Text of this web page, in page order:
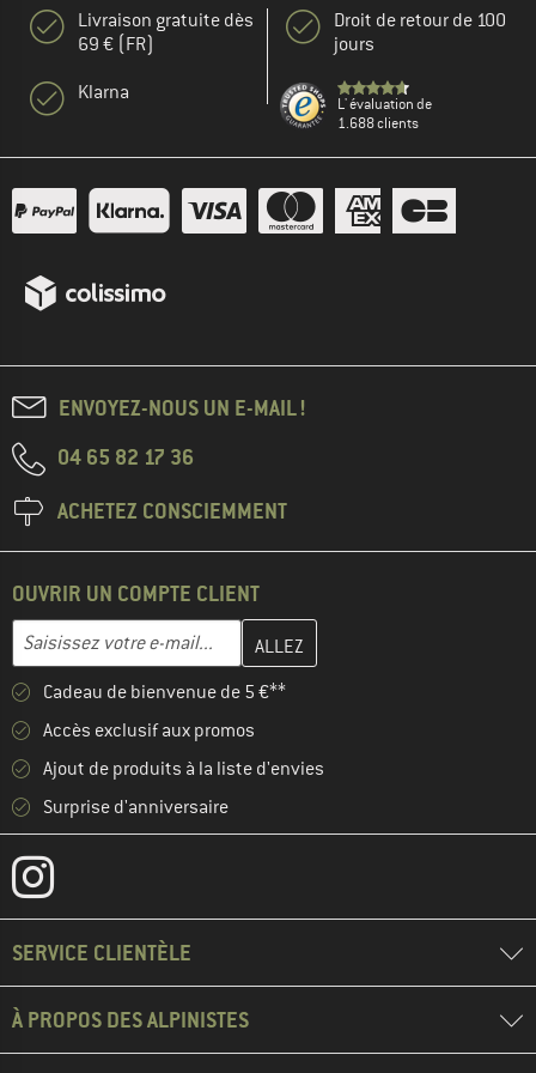
Livraison gratuite dès
69 € (FR)
Klarna
Droit de retour de 100
jours
L' évaluation de
1.688 clients
ENVOYEZ-NOUS UN E-MAIL !
04 65 82 17 36
ACHETEZ CONSCIEMMENT
OUVRIR UN COMPTE CLIENT
Adresse e-mail
Entrez votre adresse e-mail ici et créez votre compte client à la
Cadeau de bienvenue de 5 €**
Accès exclusif aux promos
Ajout de produits à la liste d'envies
Surprise d'anniversaire
SERVICE CLIENTÈLE
À PROPOS DES ALPINISTES